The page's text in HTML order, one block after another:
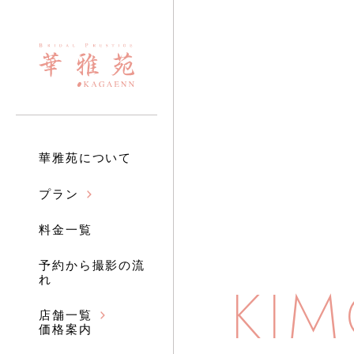
華雅苑について
プラン
料金一覧
予約から撮影の流
れ
店舗一覧
価格案内